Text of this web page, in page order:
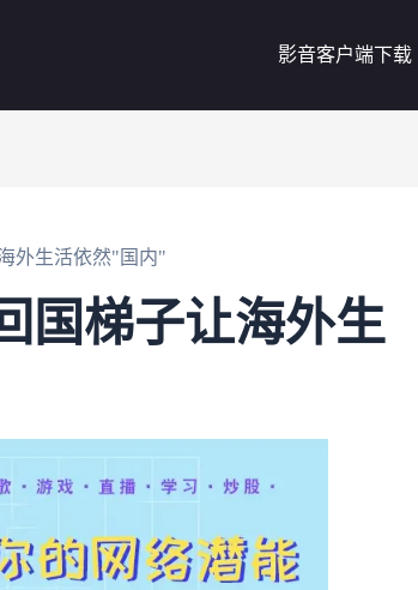
影音客户端下载
外生活依然"国内"
国梯子让海外生